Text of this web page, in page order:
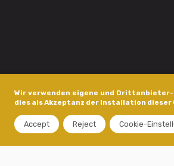
Wir verwenden eigene und
dies als Akzeptanz der Installation
Accept Reject Cookie-
está financiada pola Xunta de Galicia, a